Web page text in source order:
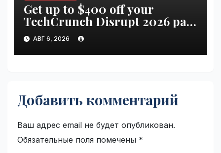
Get up to $400 off your
TechCrunch Disrupt 2026 pass
until Friday | VseTime.ru
АВГ 6, 2026
Добавить комментарий
Ваш адрес email не будет опубликован.
Обязательные поля помечены *